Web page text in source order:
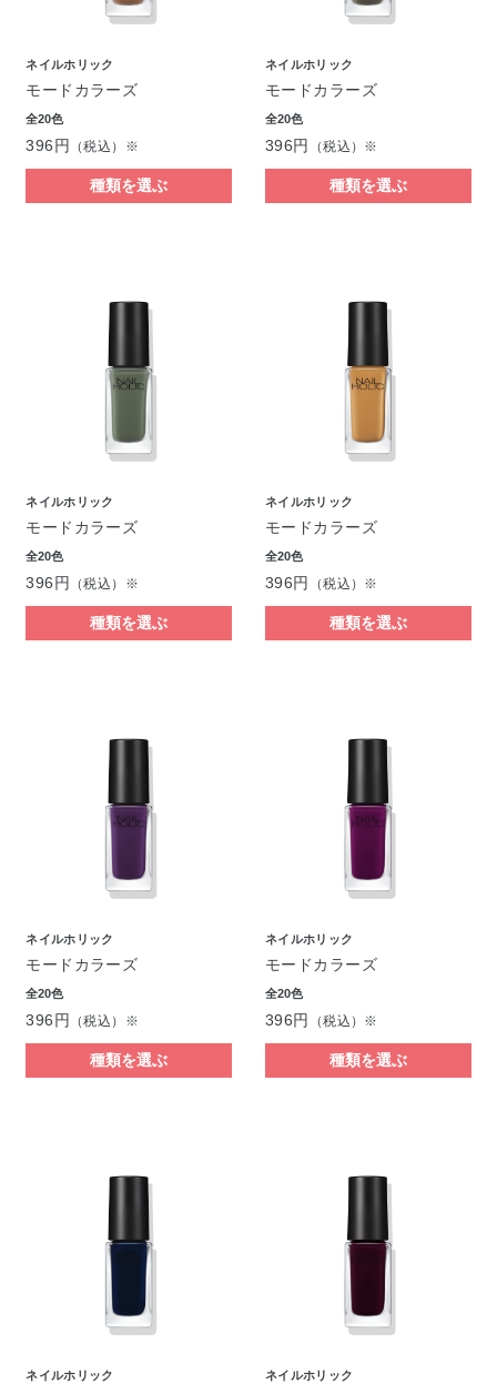
ネイルホリック
モードカラーズ
全20色
396円 （税込）※
種類を選ぶ
ネイルホリック
モードカラーズ
全20色
396円 （税込）※
種類を選ぶ
ネイルホリック
モードカラーズ
全20色
396円 （税込）※
種類を選ぶ
ネイルホリック
モードカラーズ
全20色
396円 （税込）※
種類を選ぶ
ネイルホリック
モードカラーズ
全20色
396円 （税込）※
種類を選ぶ
ネイルホリック
モードカラーズ
全20色
396円 （税込）※
種類を選ぶ
ネイルホリック ネイルホリック